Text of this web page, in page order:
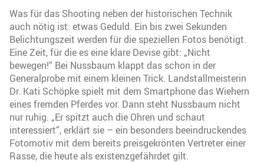
Was für das Shooting neben der historischen Technik
auch nötig ist: etwas Geduld. Ein bis zwei Sekunden
Belichtungszeit werden für die speziellen Fotos benötigt.
Eine Zeit, für die es eine klare Devise gibt: „Nicht
bewegen!“ Bei Nussbaum klappt das schon in der
Generalprobe mit einem kleinen Trick. Landstallmeisterin
Dr. Kati Schöpke spielt mit dem Smartphone das Wiehern
eines fremden Pferdes vor. Dann steht Nussbaum nicht
nur ruhig. „Er spitzt auch die Ohren und schaut
interessiert“, erklärt sie – ein besonders beeindruckendes
Fotomotiv mit dem bereits preisgekrönten Vertreter einer
Rasse, die heute als existenzgefährdet gilt.